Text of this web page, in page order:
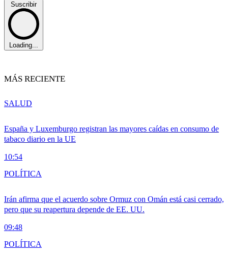
Suscribir
Loading...
MÁS RECIENTE
España y Luxemburgo registran las mayores caídas en consumo de
tabaco diario en la UE
10:54
SALUD
Irán afirma que el acuerdo sobre Ormuz con Omán está casi cerrado,
pero que su reapertura depende de EE. UU.
09:48
POLÍTICA
POLÍTICA